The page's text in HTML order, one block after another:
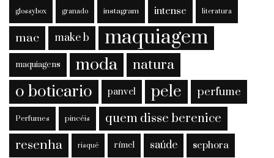
glossybox granado instagram intense literatura
mac make b maquiagem
maquiagens moda natura
o boticario panvel pele perfume
Perfumes pincéis quem disse berenice
resenha risqué rímel saúde sephora